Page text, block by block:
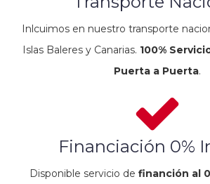
Inlcuimos en nuestro transporte
Islas Baleres y Canarias. 100%
Puerta a Puerta.
Financiación 0%
Disponible servicio de financión al